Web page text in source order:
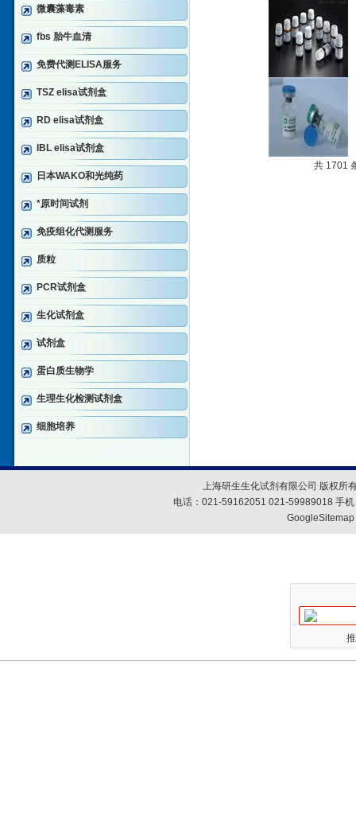
微囊藻毒素
fbs 胎牛血清
免费代测ELISA服务
TSZ elisa试剂盒
RD elisa试剂盒
IBL elisa试剂盒
日本WAKO和光纯药
*原时间试剂
免疫组化代测服务
质粒
PCR试剂盒
生化试剂盒
试剂盒
蛋白质生物学
生理生化检测试剂盒
细胞培养
共 1701
上海研生生化试剂有限公司 版权所
电话：021-59162051 021-59989018 手
GoogleSitemap